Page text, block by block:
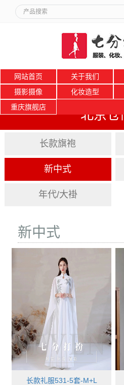
网站首页 关于我们
摄影摄像
化妆造型
重庆旗舰店
北京仓
长款旗袍
新中式
年代/大褂
新中式
长款礼服531-5套-M+L